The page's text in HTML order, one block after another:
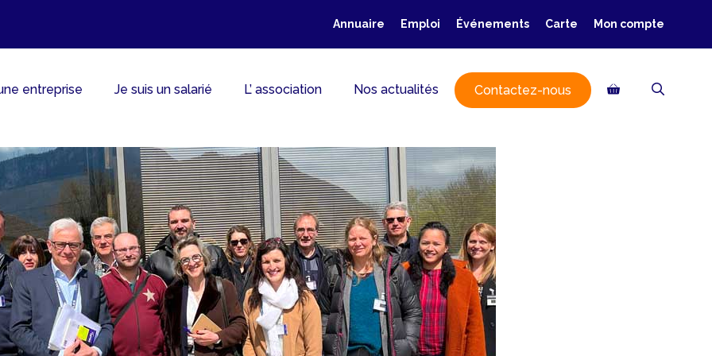
Annuaire Emploi Événements Carte Mon compte
entreprise Je suis un salarié L’ association Nos actualités Contactez-nous